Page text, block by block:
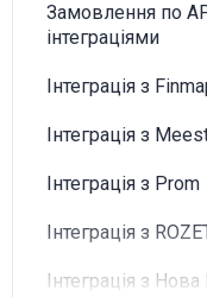
Замовлення по
інтеграціями
Інтеграція з
Інтеграція з
Інтеграція з Prom
Інтеграція з
Інтеграція з